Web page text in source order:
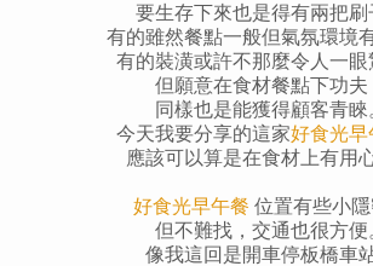
要生存下來也是得有兩把刷
有的雖然餐點一般但氣氛環境
有的裝潢或許不那麼令人一眼
但願意在食材餐點下功夫
同樣也是能獲得顧客青睞
今天我要分享的這家好食光早
應該可以算是在食材上有用
好食光早午餐 位置有些小隱
但不難找，交通也很方便
像我這回是開車停板橋車